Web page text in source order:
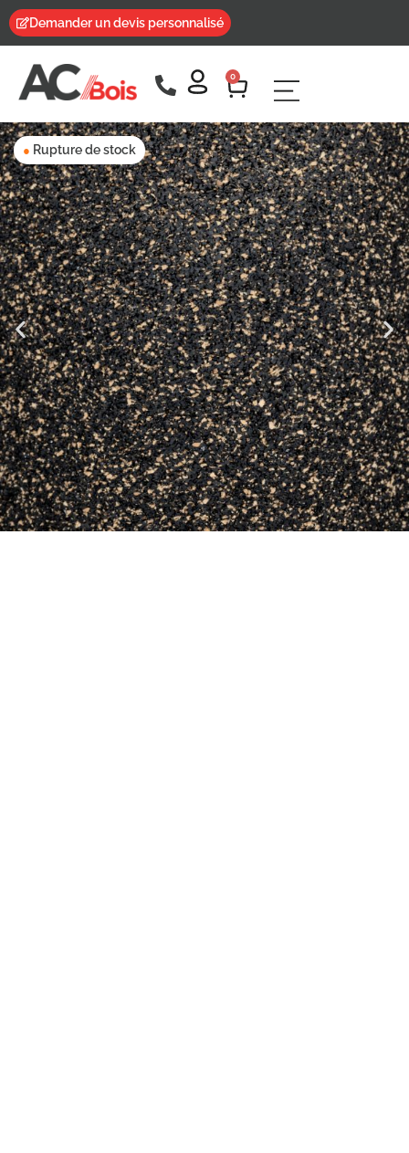
Demander un devis personnalisé
0
● Rupture de stock